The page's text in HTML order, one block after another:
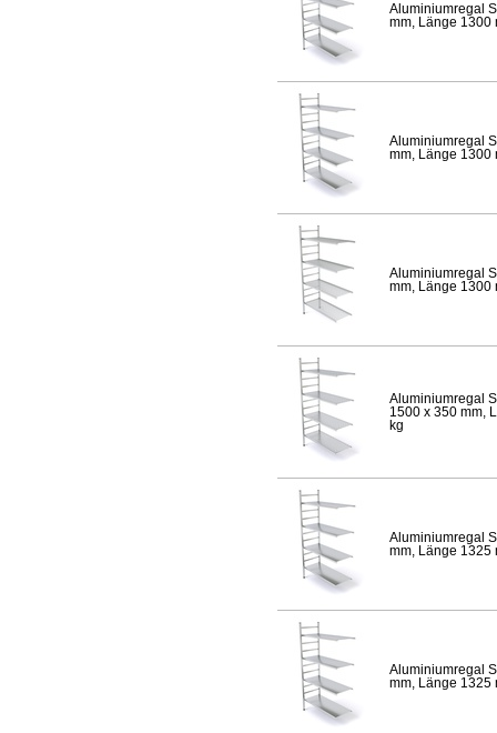
Aluminiumregal
mm, Länge 1300
Aluminiumregal
mm, Länge 1300
Aluminiumregal
mm, Länge 1300
Aluminiumregal
1500 x 350 mm,
kg
Aluminiumregal
mm, Länge 1325
Aluminiumregal
mm, Länge 1325